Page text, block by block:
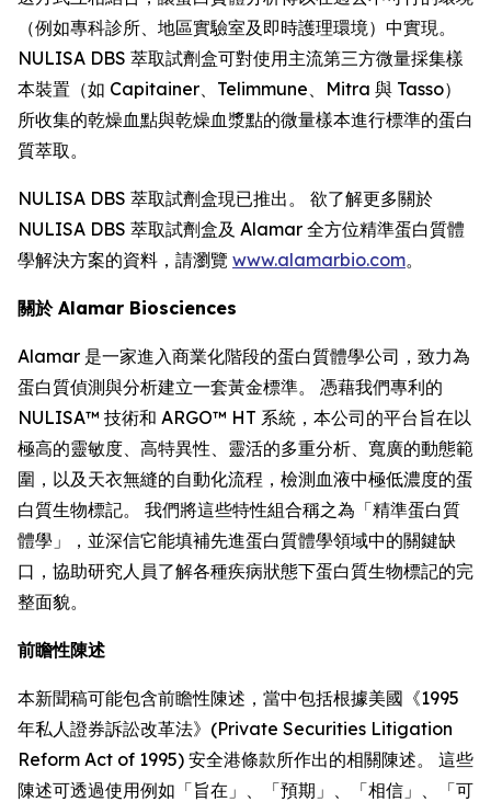
（例如專科診所、地區實驗室及即時護理環境）中實現。
NULISA DBS 萃取試劑盒可對使用主流第三方微量採集樣
本裝置（如 Capitainer、Telimmune、Mitra 與 Tasso）
所收集的乾燥血點與乾燥血漿點的微量樣本進行標準的蛋白
質萃取。
NULISA DBS 萃取試劑盒現已推出。 欲了解更多關於
NULISA DBS 萃取試劑盒及 Alamar 全方位精準蛋白質體
學解決方案的資料，請瀏覽 www.alamarbio.com。
關於 Alamar Biosciences
Alamar 是一家進入商業化階段的蛋白質體學公司，致力為
蛋白質偵測與分析建立一套黃金標準。 憑藉我們專利的
NULISA™ 技術和 ARGO™ HT 系統，本公司的平台旨在以
極高的靈敏度、高特異性、靈活的多重分析、寬廣的動態範
圍，以及天衣無縫的自動化流程，檢測血液中極低濃度的蛋
白質生物標記。 我們將這些特性組合稱之為「精準蛋白質
體學」，並深信它能填補先進蛋白質體學領域中的關鍵缺
口，協助研究人員了解各種疾病狀態下蛋白質生物標記的完
整面貌。
前瞻性陳述
本新聞稿可能包含前瞻性陳述，當中包括根據美國《1995
年私人證券訴訟改革法》(Private Securities Litigation
Reform Act of 1995) 安全港條款所作出的相關陳述。 這些
陳述可透過使用例如「旨在」、「預期」、「相信」、「可